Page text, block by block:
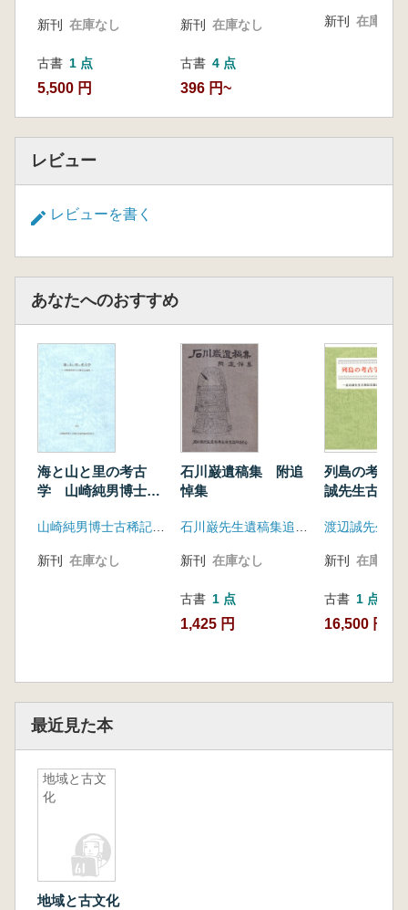
新刊 在庫なし
古書 1 点
5,500 円
新刊 在庫なし
古書 4 点
396 円~
新刊 在庫なし
レビュー
レビューを書く
あなたへのおすすめ
海と山と里の考古
学 山崎純男博士古
新刊 在庫なし
石川巌遺稿集 附追
悼集
新刊 在庫なし
古書 1 点
1,425 円
列島の考古
誠先生古稀
新刊 在庫なし
古書 1 点
16,500 円
最近見た本
地域と古文
化
地域と古文化